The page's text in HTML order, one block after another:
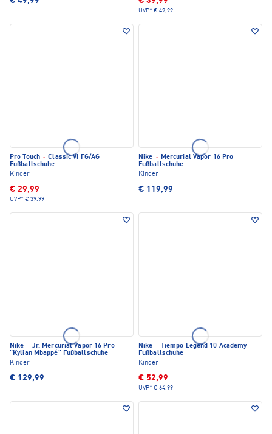
UVP* € 49,99
Pro Touch · Classic VI FG/AG
Fußballschuhe
Kinder
€ 29,99
UVP* € 39,99
Nike · Mercurial Vapor 16 Pro
Fußballschuhe
Kinder
€ 119,99
Nike · Jr. Mercurial Vapor 16 Pro
"Kylian Mbappé" Fußballschuhe
Kinder
€ 129,99
Nike ·
Tiempo Legend 10 Academy
Fußballschuhe
Kinder
€ 52,99
UVP* € 64,99